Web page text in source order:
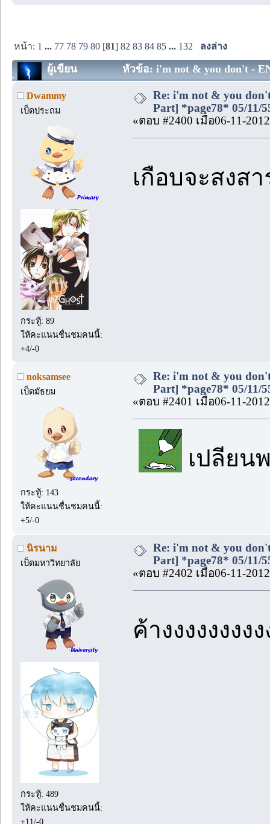
หน้า: 1 ... 77 78 79 80 [81]82 83 84 85 ... 132 ลงล่าง
ผู้เขียน หัวข้อ: i'm not & you don't -
Dwammy
เป็ดประถม
กระทู้: 89
ให้คะแนนชื่นชมคนนี้:
+4/-0
Re: i'm not & you
Part] *page78* 05/11/
«ตอบ #2400 เมื่อ06-11-
เกือบจะสงส
noksamsee
เป็ดมัธยม
กระทู้: 143
ให้คะแนนชื่นชมคนนี้:
+5/-0
Re: i'm not & you
Part] *page78* 05/11/
«ตอบ #2401 เมื่อ06-11-
เปลียน
นิรนาม
เป็ดมหาวิทยาลัย
กระทู้: 489
ให้คะแนนชื่นชมคนนี้:
+11/-0
Re: i'm not & you
Part] *page78* 05/11/
«ตอบ #2402 เมื่อ06-11-
ค้างงงงงงงง